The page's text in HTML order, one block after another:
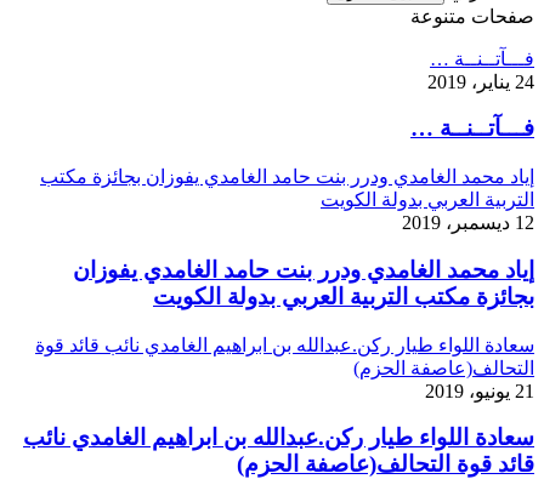
صفحات متنوعة
فـــآتــنــة …
24 يناير، 2019
فـــآتــنــة …
إياد محمد الغامدي ودرر بنت حامد الغامدي يفوزان بجائزة مكتب
التربية العربي بدولة الكويت
12 ديسمبر، 2019
إياد محمد الغامدي ودرر بنت حامد الغامدي يفوزان
بجائزة مكتب التربية العربي بدولة الكويت
سعادة اللواء طيار ركن.عبدالله بن ابراهيم الغامدي نائب قائد قوة
التحالف(عاصفة الحزم)
21 يونيو، 2019
سعادة اللواء طيار ركن.عبدالله بن ابراهيم الغامدي نائب
قائد قوة التحالف(عاصفة الحزم)